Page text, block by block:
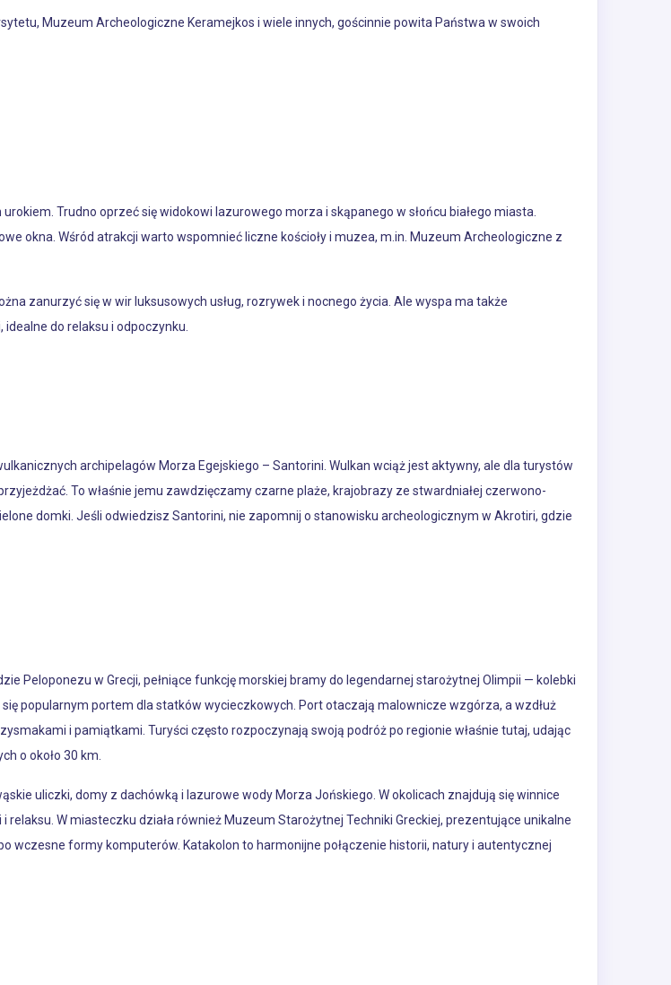
Muzeum Archeologiczne Keramejkos i wiele innych, gościnnie powita Państwa w swoich
Trudno oprzeć się widokowi lazurowego morza i skąpanego w słońcu białego miasta.
okna. Wśród atrakcji warto wspomnieć liczne kościoły i muzea, m.in. Muzeum Archeologiczne z
zanurzyć się w wir luksusowych usług, rozrywek i nocnego życia. Ale wyspa ma także
do relaksu i odpoczynku.
archipelagów Morza Egejskiego – Santorini. Wulkan wciąż jest aktywny, ale dla turystów
To właśnie jemu zawdzięczamy czarne plaże, krajobrazy ze stwardniałej czerwono-
domki. Jeśli odwiedzisz Santorini, nie zapomnij o stanowisku archeologicznym w Akrotiri, gdzie
Peloponezu w Grecji, pełniące funkcję morskiej bramy do legendarnej starożytnej Olimpii — kolebki
popularnym portem dla statków wycieczkowych. Port otaczają malownicze wzgórza, a wzdłuż
i pamiątkami. Turyści często rozpoczynają swoją podróż po regionie właśnie tutaj, udając
o około 30 km.
uliczki, domy z dachówką i lazurowe wody Morza Jońskiego. W okolicach znajdują się winnice
W miasteczku działa również Muzeum Starożytnej Techniki Greckiej, prezentujące unikalne
formy komputerów. Katakolon to harmonijne połączenie historii, natury i autentycznej